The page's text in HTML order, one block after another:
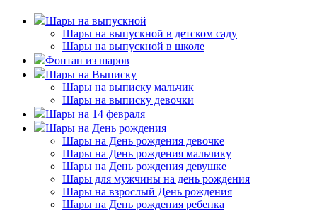
Шары на выпускной
Шары на выпускной в детском саду
Шары на выпускной в школе
Фонтан из шаров
Шары на Выписку
Шары на выписку мальчик
Шары на выписку девочки
Шары на 14 февраля
Шары на День рождения
Шары на День рождения девочке
Шары на День рождения мальчику
Шары на День рождения девушке
Шары для мужчины на день рождения
Шары на взрослый День рождения
Шары на День рождения ребенка